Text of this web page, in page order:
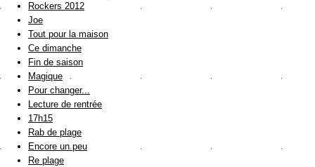
Rockers 2012
Joe
Tout pour la maison
Ce dimanche
Fin de saison
Magique
Pour changer...
Lecture de rentrée
17h15
Rab de plage
Encore un peu
Re plage